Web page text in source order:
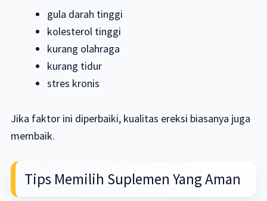
gula darah tinggi
kolesterol tinggi
kurang olahraga
kurang tidur
stres kronis
Jika faktor ini diperbaiki, kualitas ereksi biasanya juga
membaik.
Tips Memilih Suplemen Yang Aman